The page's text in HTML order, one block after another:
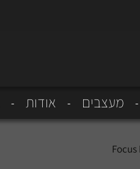
מעצבים אודות